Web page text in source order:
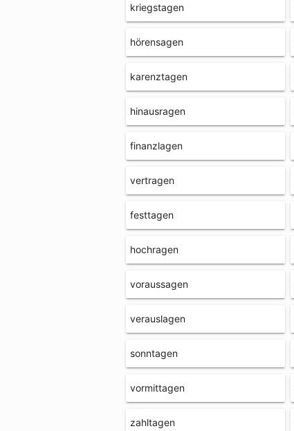
kriegstagen
hörensagen
karenztagen
hinausragen
finanzlagen
vertragen
festtagen
hochragen
voraussagen
verauslagen
sonntagen
vormittagen
zahltagen